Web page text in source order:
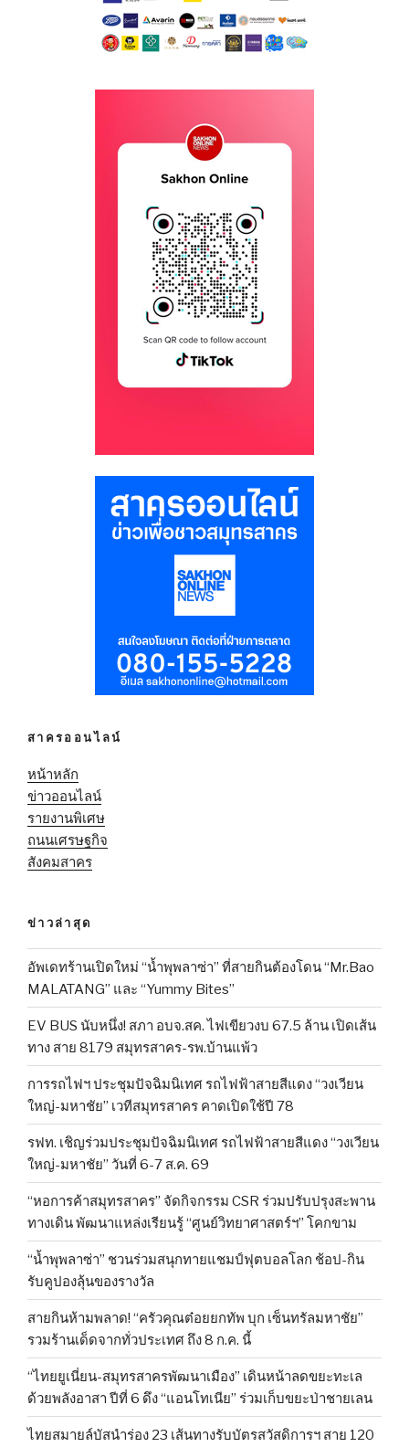
สาครออนไลน์
หน้าหลัก
ข่าวออนไลน์
รายงานพิเศษ
ถนนเศรษฐกิจ
สังคมสาคร
ข่าวล่าสุด
อัพเดทร้านเปิดใหม่ “น้ำพุพลาซ่า” ที่สายกินต้องโดน “Mr.Bao
MALATANG” และ “Yummy Bites”
EV BUS นับหนึ่ง! สภา อบจ.สค. ไฟเขียวงบ 67.5 ล้าน เปิดเส้น
ทาง สาย 8179 สมุทรสาคร-รพ.บ้านแพ้ว
การรถไฟฯ ประชุมปัจฉิมนิเทศ รถไฟฟ้าสายสีแดง “วงเวียน
ใหญ่-มหาชัย” เวทีสมุทรสาคร คาดเปิดใช้ปี 78
รฟท. เชิญร่วมประชุมปัจฉิมนิเทศ รถไฟฟ้าสายสีแดง “วงเวียน
ใหญ่-มหาชัย” วันที่ 6-7 ส.ค. 69
“หอการค้าสมุทรสาคร” จัดกิจกรรม CSR ร่วมปรับปรุงสะพาน
ทางเดิน พัฒนาแหล่งเรียนรู้ “ศูนย์วิทยาศาสตร์ฯ” โคกขาม
“น้ำพุพลาซ่า” ชวนร่วมสนุกทายแชมป์ฟุตบอลโลก ช้อป-กิน
รับคูปองลุ้นของรางวัล
สายกินห้ามพลาด! “ครัวคุณต๋อยยกทัพ บุก เซ็นทรัลมหาชัย”
รวมร้านเด็ดจากทั่วประเทศ ถึง 8 ก.ค. นี้
“ไทยยูเนี่ยน-สมุทรสาครพัฒนาเมือง” เดินหน้าลดขยะทะเล
ด้วยพลังอาสา ปีที่ 6 ดึง “แอนโทเนีย” ร่วมเก็บขยะป่าชายเลน
ไทยสมายล์บัสนำร่อง 23 เส้นทางรับบัตรสวัสดิการฯ สาย 120